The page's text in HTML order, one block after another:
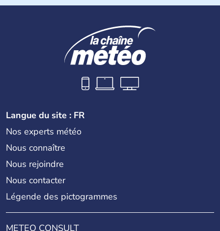
Alpes jusqu’à l’Adriatique. Sa capitale est
devenue très touristique depuis une quinzaine d’années,
les villes les plus visitées s’appellent
Plus de neuf millions de personnes transitent chaque
année par le pays.
Langue du site : FR
Nos experts météo
Nous connaître
Nous rejoindre
Nous contacter
Légende des pictogrammes
METEO CONSULT